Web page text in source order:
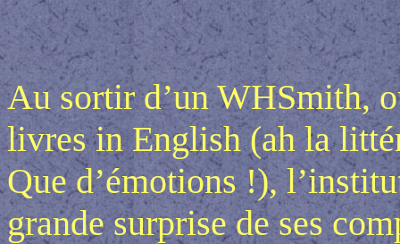
Au sortir d’un WHSmith,
livres in English (ah la
Que d’émotions !),
grande surprise de ses